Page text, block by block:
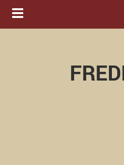
Navigation ein-/ausblenden